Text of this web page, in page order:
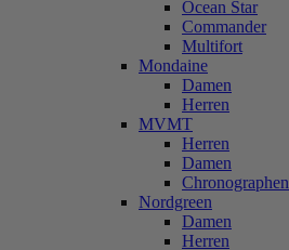
Ocean Star
Commander
Multifort
Mondaine
Damen
Herren
MVMT
Herren
Damen
Chronographen
Nordgreen
Damen
Herren